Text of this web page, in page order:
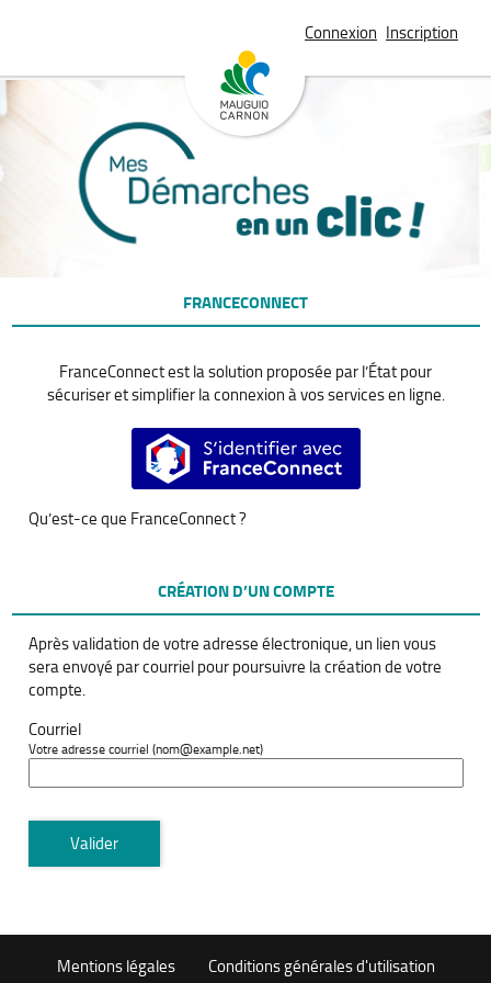
Connexion Inscription
FRANCECONNECT
FranceConnect est la solution proposée par l’État pour
sécuriser et simplifier la connexion à vos services en ligne.
S’identifier avec FranceConnect
Qu’est-ce que FranceConnect ?
CRÉATION D’UN COMPTE
Après validation de votre adresse électronique, un lien vous
sera envoyé par courriel pour poursuivre la création de votre
compte.
Courriel
Votre adresse courriel (nom@example.net)
Valider
Mentions légales Conditions générales d'utilisation